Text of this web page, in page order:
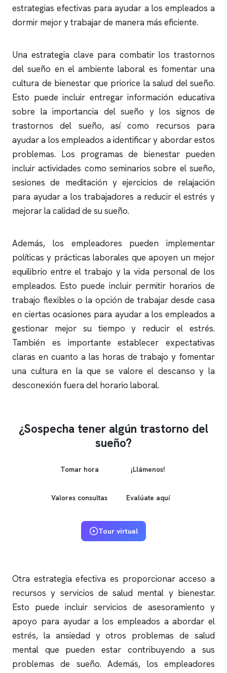
estrategias efectivas para ayudar a los empleados a
dormir mejor y trabajar de manera más eficiente.
Una estrategia clave para combatir los trastornos
del sueño en el ambiente laboral es fomentar una
cultura de bienestar que priorice la salud del sueño.
Esto puede incluir entregar información educativa
sobre la importancia del sueño y los signos de
trastornos del sueño, así como recursos para
ayudar a los empleados a identificar y abordar estos
problemas. Los programas de bienestar pueden
incluir actividades como seminarios sobre el sueño,
sesiones de meditación y ejercicios de relajación
para ayudar a los trabajadores a reducir el estrés y
mejorar la calidad de su sueño.
Además, los empleadores pueden implementar
políticas y prácticas laborales que apoyen un mejor
equilibrio entre el trabajo y la vida personal de los
empleados. Esto puede incluir permitir horarios de
trabajo flexibles o la opción de trabajar desde casa
en ciertas ocasiones para ayudar a los empleados a
gestionar mejor su tiempo y reducir el estrés.
También es importante establecer expectativas
claras en cuanto a las horas de trabajo y fomentar
una cultura en la que se valore el descanso y la
desconexión fuera del horario laboral.
¿Sospecha tener algún trastorno del
sueño?
Tomar hora ¡Llámenos!
Valores consultas Evalúate aquí
Tour virtual
Otra estrategia efectiva es proporcionar acceso a
recursos y servicios de salud mental y bienestar.
Esto puede incluir servicios de asesoramiento y
apoyo para ayudar a los empleados a abordar el
estrés, la ansiedad y otros problemas de salud
mental que pueden estar contribuyendo a sus
problemas de sueño. Además, los empleadores